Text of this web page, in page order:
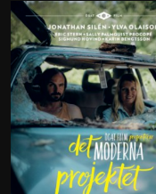
Maja Kekonius